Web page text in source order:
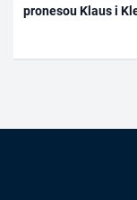
pronesou Klaus i